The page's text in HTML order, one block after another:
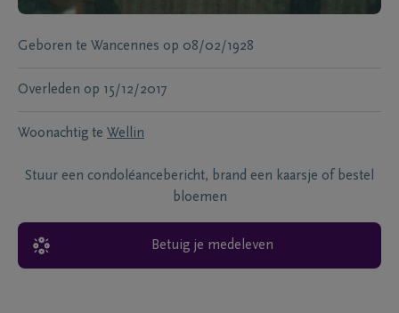
Geboren te Wancennes op 08/02/1928
Overleden op 15/12/2017
Woonachtig te Wellin
Stuur een condoléancebericht, brand een kaarsje of bestel
bloemen
Betuig je medeleven